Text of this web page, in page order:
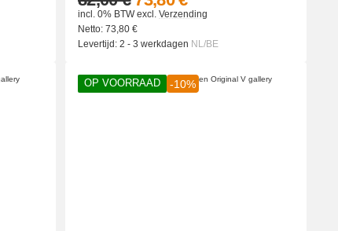
incl. 0% BTWexcl. Verzending
Netto: 73,80 €
Levertijd: 2 - 3 werkdagen NL/BE
OP VOORRAAD -10%